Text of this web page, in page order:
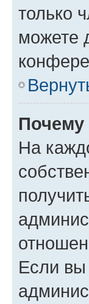
только
можете
Почему
На
Если вы